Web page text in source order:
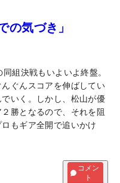
の気づき」
組決戦もいよいよ終盤。
ぐんスコアを伸ばしてい
いく。しかし、松山が優
勝となるので、それを阻
もギア全開で追いかけ
コメン
ト